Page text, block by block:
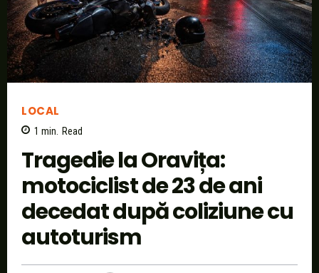
LOCAL
1 min. Read
Tragedie la Oravița:
motociclist de 23 de ani
decedat după coliziune cu
autoturism